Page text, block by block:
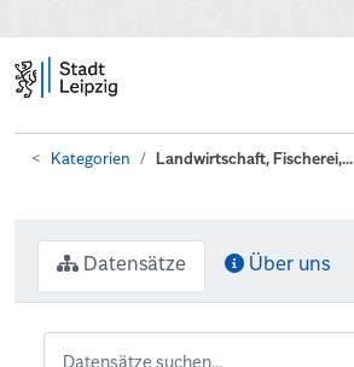
Kategorien Landwirtschaft, Fischerei,...
Datensätze Über uns